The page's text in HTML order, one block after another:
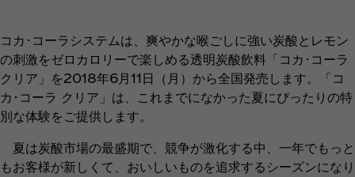
コカ･コーラシステムは、爽やかな喉ごしに強い炭酸とレモン
の刺激をゼロカロリーで楽しめる透明炭酸飲料「コカ･コーラ
クリア」を2018年6月11日（月）から全国発売します。「コ
カ･コーラ クリア」は、これまでになかった夏にぴったりの特
別な体験をご提供します。
夏は炭酸市場の最盛期で、競争が激化する中、一年でもっと
もお客様が新しくて、おいしいものを追求するシーズンになり